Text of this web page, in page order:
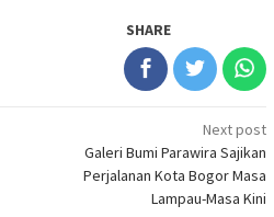
SHARE
Next post
Galeri Bumi Parawira Sajikan
Perjalanan Kota Bogor Masa
Lampau-Masa Kini